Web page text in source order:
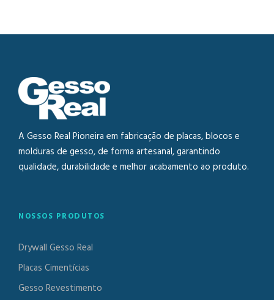
A Gesso Real Pioneira em fabricação de placas, blocos e
molduras de gesso, de forma artesanal, garantindo
qualidade, durabilidade e melhor acabamento ao produto.
NOSSOS PRODUTOS
Drywall Gesso Real
Placas Cimentícias
Gesso Revestimento